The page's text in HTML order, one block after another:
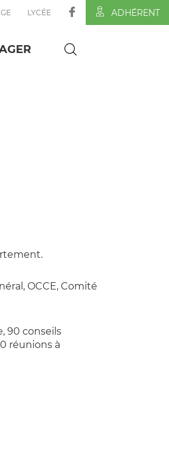
LYCÉE ADHÉRENT
OCCE, Comité
90 conseils
réunions à